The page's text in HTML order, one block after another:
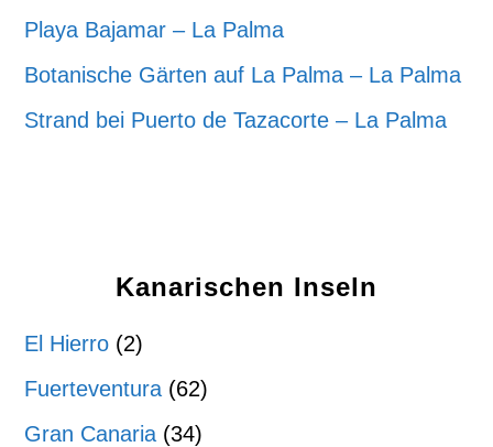
Playa Bajamar – La Palma
Botanische Gärten auf La Palma – La Palma
Strand bei Puerto de Tazacorte – La Palma
Kanarischen Inseln
El Hierro (2)
Fuerteventura (62)
Gran Canaria (34)